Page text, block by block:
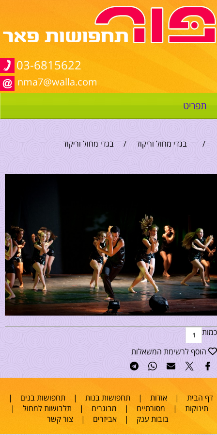
03-6815622
nma7@walla.com
תפריט
/ בגדי מחול וריקוד / בגדי מחול וריקוד
כמות
הוסף לרשימת המשאלות
דף הבית |אודות | תחפושות בנות | תחפושות בנים |
תינוקות | מסורתיים | מבוגרים | תלבושות למחול |
בובות ענק |אביזרים | צור קשר